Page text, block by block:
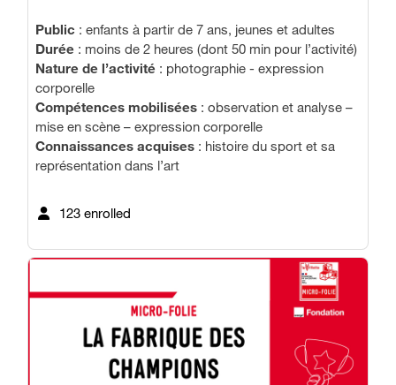
Public : enfants à partir de 7 ans, jeunes et adultes
Durée : moins de 2 heures (dont 50 min pour l’activité)
Nature de l’activité : photographie - expression
corporelle
Compétences mobilisées : observation et analyse –
mise en scène – expression corporelle
Connaissances acquises : histoire du sport et sa
représentation dans l’art
123 enrolled